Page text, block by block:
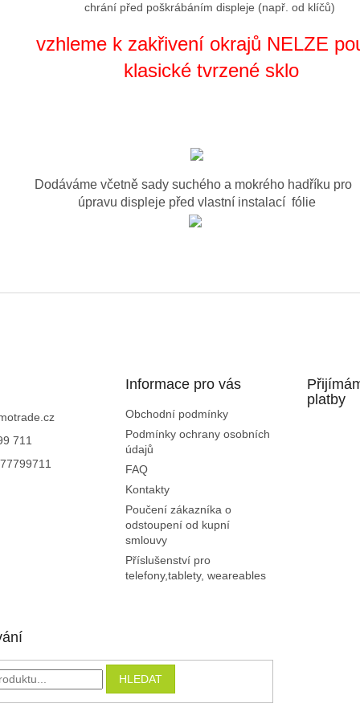
chrání před poškrábáním displeje (např. od klíčů)
vzhleme k zakřivení okrajů NELZE
klasické tvrzené sklo
Dodáváme včetně sady suchého a mokrého hadříku pro
úpravu displeje před vlastní instalací fólie
711
Informace pro vás
Obchodní podmínky
Podmínky ochrany osobních
údajů
FAQ
Kontakty
Poučení zákazníka o
odstoupení od kupní
smlouvy
Příslušenství pro
telefony,tablety, weareables
platby
HLEDAT